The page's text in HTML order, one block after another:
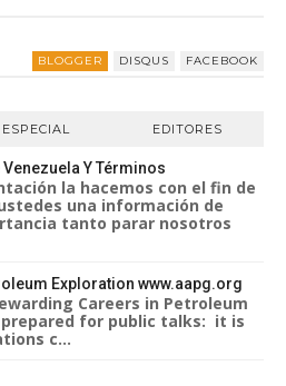
BLOGGER DISQUS FACEBOOK
ESPECIAL EDITORES
Y Términos
la hacemos con el fin de
una información de
tanto parar nosotros
Exploration www.aapg.org
Careers in Petroleum
for public talks: it is
c...